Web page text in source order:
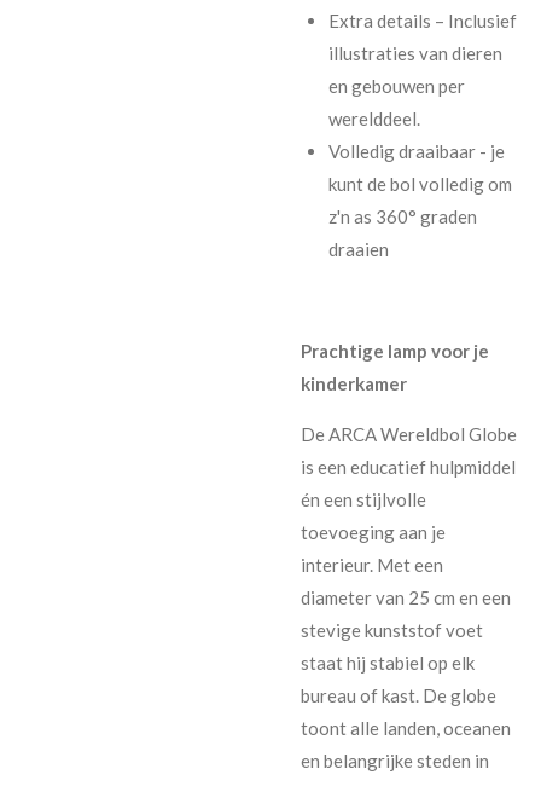
Extra details – Inclusief
illustraties van dieren
en gebouwen per
werelddeel.
Volledig draaibaar - je
kunt de bol volledig om
z'n as 360° graden
draaien
Prachtige lamp voor je
kinderkamer
De ARCA Wereldbol Globe
is een educatief hulpmiddel
én een stijlvolle
toevoeging aan je
interieur. Met een
diameter van 25 cm en een
stevige kunststof voet
staat hij stabiel op elk
bureau of kast. De globe
toont alle landen, oceanen
en belangrijke steden in